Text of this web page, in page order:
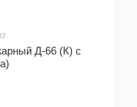
Д-66 (К) с